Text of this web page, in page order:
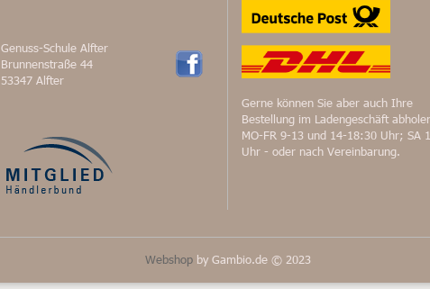
Genuss-Schule Alfter
Brunnenstraße 44
53347 Alfter
Gerne können Sie aber auch Ihre
Bestellung im Ladengeschäft
MO-FR 9-13 und 14-18:30 Uhr; SA
Uhr - oder nach Vereinbarung.
Webshop by Gambio.de © 2023